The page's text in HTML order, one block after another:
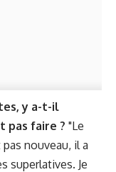
y a-t-il
pas faire ? "Le
nouveau, il a
superlatives. Je